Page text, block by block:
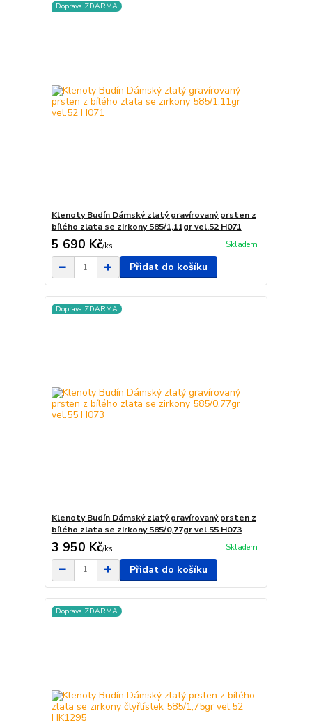
Doprava ZDARMA
Klenoty Budín Dámský zlatý gravírovaný prsten z
bílého zlata se zirkony 585/1,11gr vel.52 H071
5 690 Kč/ks Skladem
Přidat do košíku
Doprava ZDARMA
Klenoty Budín Dámský zlatý gravírovaný prsten z
bílého zlata se zirkony 585/0,77gr vel.55 H073
3 950 Kč/ks Skladem
Přidat do košíku
Doprava ZDARMA